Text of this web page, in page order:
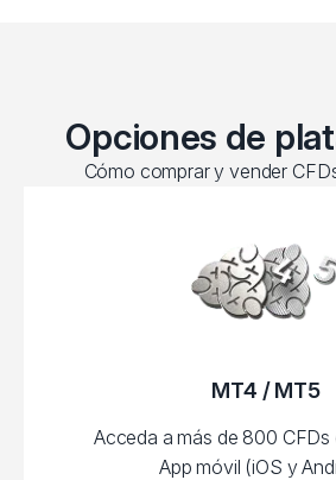
Opciones de
Cómo comprar y vender
MT4 / MT5
Acceda a más de 800 CFDs
App móvil (iOS y